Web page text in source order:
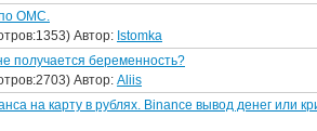
ОМС.
Автор: Istomka
получается беременность?
Автор: Aliis
на карту в рублях. Binance вывод денег или